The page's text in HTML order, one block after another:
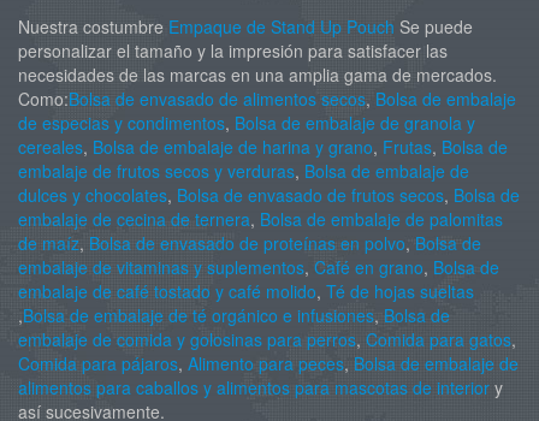
Nuestra costumbre Empaque de Stand Up Pouch Se puede
personalizar el tamaño y la impresión para satisfacer las
necesidades de las marcas en una amplia gama de mercados.
Como:Bolsa de envasado de alimentos secos, Bolsa de embalaje
de especias y condimentos, Bolsa de embalaje de granola y
cereales, Bolsa de embalaje de harina y grano, Frutas, Bolsa de
embalaje de frutos secos y verduras, Bolsa de embalaje de
dulces y chocolates, Bolsa de envasado de frutos secos, Bolsa de
embalaje de cecina de ternera, Bolsa de embalaje de palomitas
de maíz, Bolsa de envasado de proteínas en polvo, Bolsa de
embalaje de vitaminas y suplementos, Café en grano, Bolsa de
embalaje de café tostado y café molido, Té de hojas sueltas
,Bolsa de embalaje de té orgánico e infusiones, Bolsa de
embalaje de comida y golosinas para perros, Comida para gatos,
Comida para pájaros, Alimento para peces, Bolsa de embalaje de
alimentos para caballos y alimentos para mascotas de interior y
así sucesivamente.